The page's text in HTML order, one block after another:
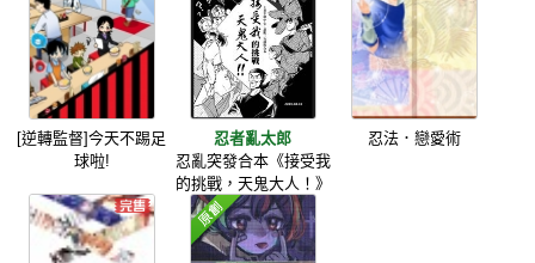
[逆轉監督]今天不踢足
球啦!
忍者亂太郎
忍亂突發合本《接受我
的挑戰，天鬼大人！》
忍法．戀愛術